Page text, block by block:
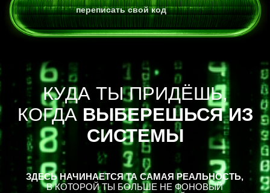
Член международной ассоциации телесных
психологов.Дипломированный специалист в области
интегративной психологии, гипноза и телесной терапии
Более 6 лет и 15.000 тыс часов практики. 1000+
клиентов по всему миру
Статистика решения проблем 99%
Я создала этот метод после того, как сама прошла через
выгорание, тревогу, провал в отношениях, тупик в карьере и
ощущение полной потери себя.
АННА ПОРХАЧЕВА,ПЕРВЫЙ
ПСИХОЛОГ В РОССИИ
СИСТЕМНО ОБЪЕДИНИВШИЙ
ПСИХОЛОГИЮ И БИОХАКИНГ.